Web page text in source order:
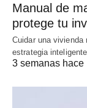
Manual de
protege tu
Cuidar una
estrategia
3 semanas hace